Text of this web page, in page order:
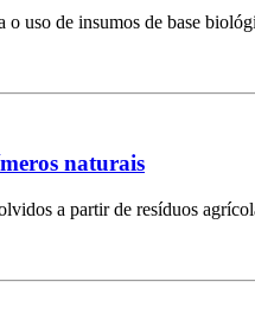
uso de insumos de base
naturais
a partir de resíduos